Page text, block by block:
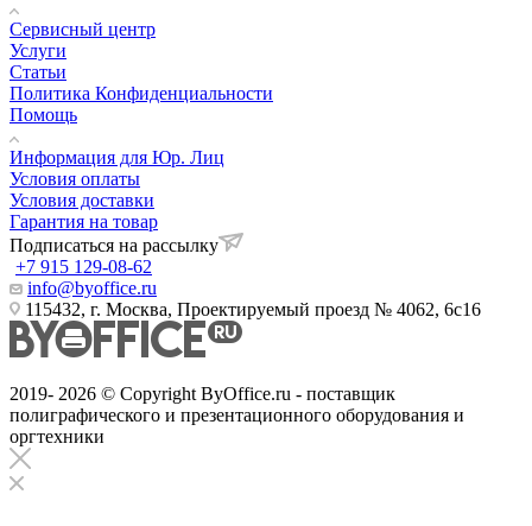
Сервисный центр
Услуги
Статьи
Политика Конфиденциальности
Помощь
Информация для Юр. Лиц
Условия оплаты
Условия доставки
Гарантия на товар
Подписаться на рассылку
+7 915 129-08-62
info@byoffice.ru
115432, г. Москва, Проектируемый проезд № 4062, 6с16
2019- 2026 © Copyright ByOffice.ru - поставщик
полиграфического и презентационного оборудования и
оргтехники